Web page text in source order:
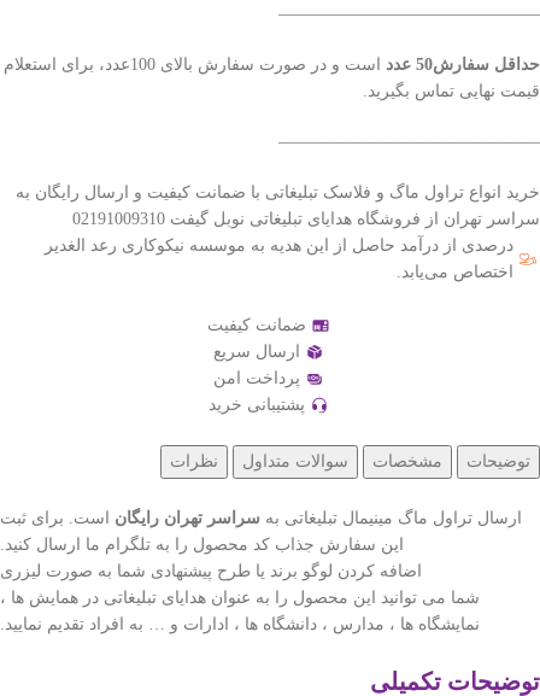
———————————————–
حداقل سفارش50 عدد
است و در صورت سفارش بالای 100عدد، برای استعلام
قیمت نهایی تماس بگیرید.
———————————————–
خرید انواع تراول ماگ و فلاسک تبلیغاتی با ضمانت کیفیت و ارسال رایگان به
سراسر تهران از فروشگاه هدایای تبلیغاتی نوبل گیفت 02191009310
درصدی از درآمد حاصل از این هدیه به موسسه نیکوکاری رعد الغدیر
اختصاص می‌یابد.
ضمانت کیفیت
ارسال سریع
پرداخت امن
پشتیبانی خرید
توضیحات مشخصات سوالات متداول نظرات
ارسال تراول ماگ مینیمال تبلیغاتی به سراسر تهران رایگان است. برای ثبت
این سفارش جذاب کد محصول را به تلگرام ما ارسال کنید.
اضافه کردن لوگو برند یا طرح پیشنهادی شما به صورت لیزری
شما می توانید این محصول را به عنوان هدایای تبلیغاتی در همایش ها ،
نمایشگاه ها ، مدارس ، دانشگاه ها ، ادارات و … به افراد تقدیم نمایید.
توضیحات تکمیلی